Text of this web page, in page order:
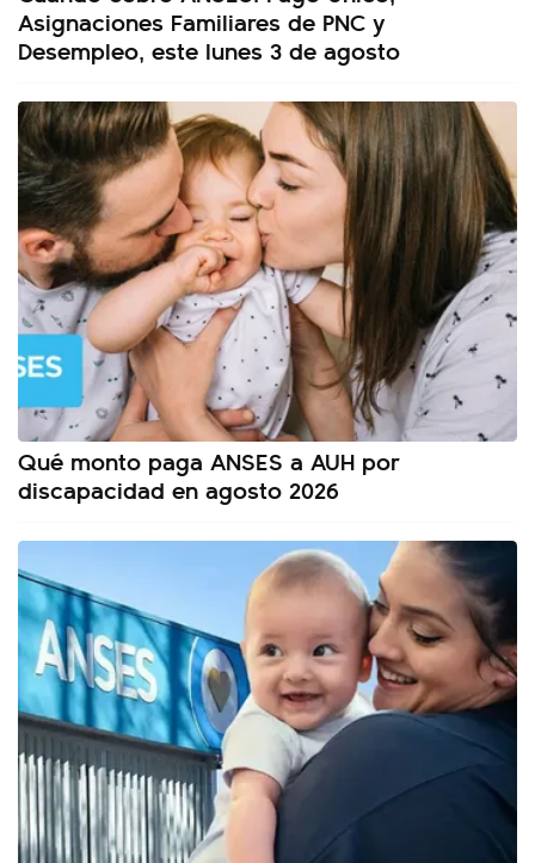
Asignaciones Familiares de PNC y
Desempleo, este lunes 3 de agosto
Qué monto paga ANSES a AUH por
discapacidad en agosto 2026